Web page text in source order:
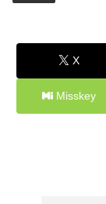
X
Misskey